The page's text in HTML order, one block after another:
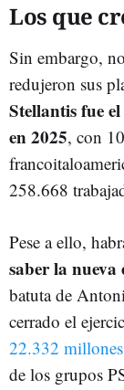
Los que
Sin embargo,
redujeron sus
Stellantis fue
en 2025, con
258.668
Pese a ello,
saber la nueva
batuta de
cerrado el
22.332
de los grupos